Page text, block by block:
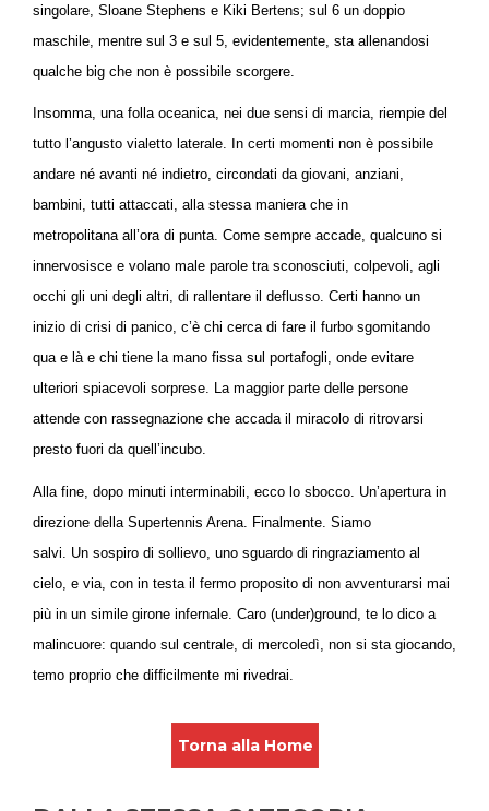
singolare, Sloane Stephens e Kiki Bertens; sul 6 un doppio
maschile, mentre sul 3 e sul 5, evidentemente, sta allenandosi
qualche big che non è possibile scorgere.
Insomma, una folla oceanica, nei due sensi di marcia, riempie del
tutto l’angusto vialetto laterale. In certi momenti non è possibile
andare né avanti né indietro, circondati da giovani, anziani,
bambini, tutti attaccati, alla stessa maniera che in
metropolitana all’ora di punta. Come sempre accade, qualcuno si
innervosisce e volano male parole tra sconosciuti, colpevoli, agli
occhi gli uni degli altri, di rallentare il deflusso. Certi hanno un
inizio di crisi di panico, c’è chi cerca di fare il furbo sgomitando
qua e là e chi tiene la mano fissa sul portafogli, onde evitare
ulteriori spiacevoli sorprese. La maggior parte delle persone
attende con rassegnazione che accada il miracolo di ritrovarsi
presto fuori da quell’incubo.
Alla fine, dopo minuti interminabili, ecco lo sbocco. Un’apertura in
direzione della Supertennis Arena. Finalmente. Siamo
salvi. Un sospiro di sollievo, uno sguardo di ringraziamento al
cielo, e via, con in testa il fermo proposito di non avventurarsi mai
più in un simile girone infernale. Caro (under)ground, te lo dico a
malincuore: quando sul centrale, di mercoledì, non si sta giocando,
temo proprio che difficilmente mi rivedrai.
Torna alla Home